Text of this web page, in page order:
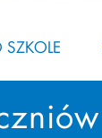
SZKOLE